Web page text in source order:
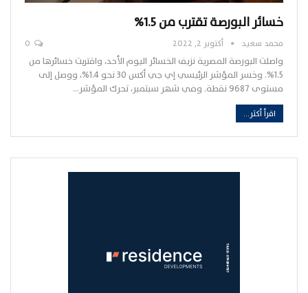
خسائر البورصة تقترب من 1.5%
محمد سعيد أكتوبر 2, 2022
واصلت البورصة المصرية نزيف الخسائر اليوم الأحد، واقتربت خسائرها من
1.5%. وخسر المؤشر الرئيسي إي جي أكس 30 نحو 1.4%، ووصل إلى
مستوى 9687 نقطة. وفي شهر سبتمبر، تحرك المؤشر…
اقرأ أكثر...